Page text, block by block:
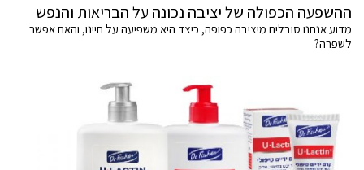
ההשפעה הכפולה של יציבה נכונה על הבריאות והנפש
מדוע אנחנו סובלים מיציבה כפופה, כיצד היא משפיעה על חיינו, והאם אפשר
לשפרה?